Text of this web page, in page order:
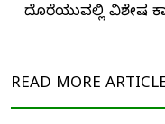
ದೊರೆಯುವಲ್ಲಿ ವಿಶೇಷ
READ MORE